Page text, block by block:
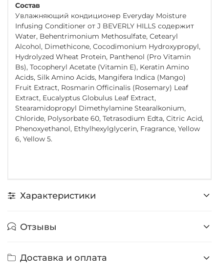
Состав
Увлажняющий кондиционер Everyday Moisture
Infusing Conditioner от J BEVERLY HILLS содержит
Water, Behentrimonium Methosulfate, Cetearyl
Alcohol, Dimethicone, Cocodimonium Hydroxypropyl,
Hydrolyzed Wheat Protein, Panthenol (Pro Vitamin
Bs), Tocopheryl Acetate (Vitamin E), Keratin Amino
Acids, Silk Amino Acids, Mangifera Indica (Mango)
Fruit Extract, Rosmarin Officinalis (Rosemary) Leaf
Extract, Eucalyptus Globulus Leaf Extract,
Stearamidopropyl Dimethylamine Stearalkonium,
Chloride, Polysorbate 60, Tetrasodium Edta, Citric Acid,
Phenoxyethanol, Ethylhexylglycerin, Fragrance, Yellow
6, Yellow 5.
Характеристики
Отзывы
Доставка и оплата